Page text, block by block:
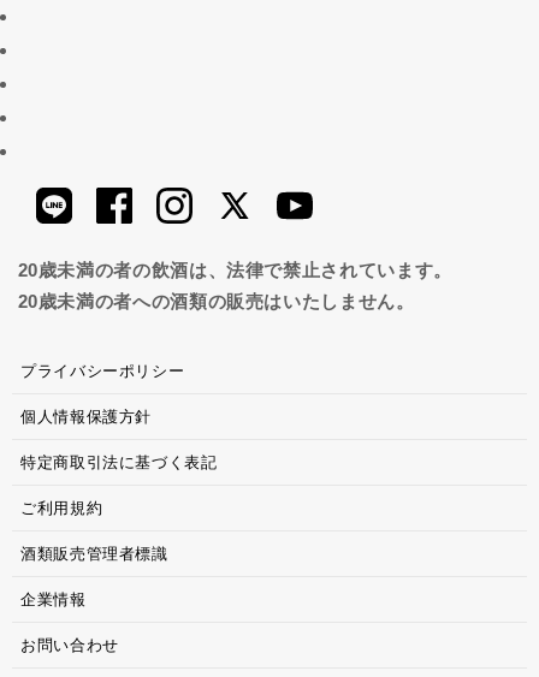
20歳未満の者の飲酒は、法律で禁止されています。
20歳未満の者への酒類の販売はいたしません。
プライバシーポリシー
個人情報保護方針
特定商取引法に基づく表記
ご利用規約
酒類販売管理者標識
企業情報
お問い合わせ